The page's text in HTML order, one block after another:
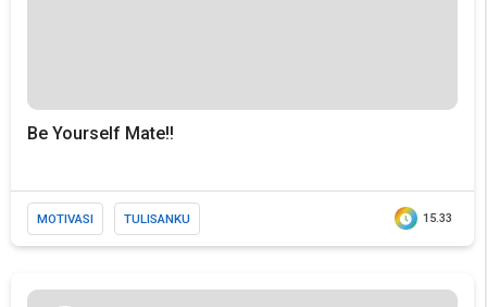
Be Yourself Mate!!
MOTIVASI TULISANKU 15.33